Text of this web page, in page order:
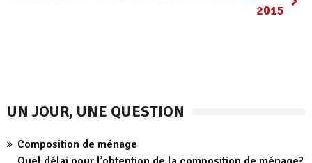
2015
UN JOUR, UNE QUESTION
Composition de ménage